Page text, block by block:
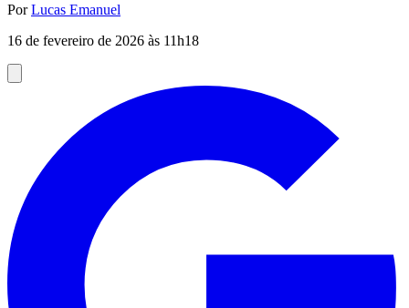
PorLucas Emanuel
16 de fevereiro de 2026 às 11h18